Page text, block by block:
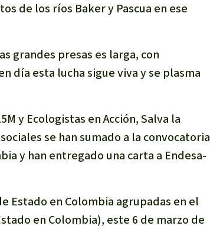
de los ríos Baker y Pascua en ese
grandes presas es larga, con
día esta lucha sigue viva y se plasma
y Ecologistas en Acción, Salva la
se han sumado a la convocatoria
y han entregado una carta a Endesa-
Estado en Colombia agrupadas en el
en Colombia), este 6 de marzo de